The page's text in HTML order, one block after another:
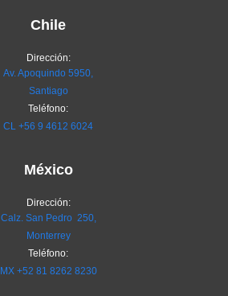
Chile
Dirección:
Av. Apoquindo 5950,
Santiago
Teléfono:
CL +56 9 4612 6024
México
Dirección:
Calz. San Pedro 250,
Monterrey
Teléfono:
MX +52 81 8262 8230